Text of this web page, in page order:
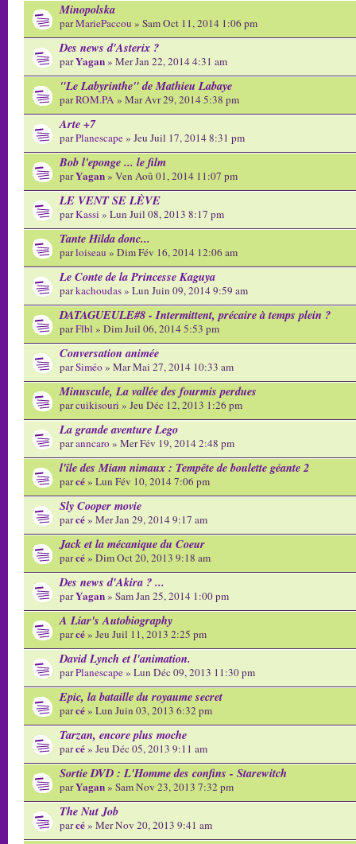
Minopolska
parMariePaccou » Sam Oct 11, 2014 1:06 pm
Des news d'Asterix ?
parYagan» Mer Jan 22, 2014 4:31 am
"Le Labyrinthe" de Mathieu Labaye
parROM.PA » Mar Avr 29, 2014 5:38 pm
Arte +7
parPlanescape» Jeu Juil 17, 2014 8:31 pm
Bob l'eponge ... le film
parYagan» Ven Aoû 01, 2014 11:07 pm
LE VENT SE LÈVE
parKassi » Lun Juil 08, 2013 8:17 pm
Tante Hilda donc...
parloiseau » Dim Fév 16, 2014 12:06 am
Le Conte de la Princesse Kaguya
parkachoudas» Lun Juin 09, 2014 9:59 am
DATAGUEULE#8 - Intermittent, précaire à temps plein ?
parFlbl » Dim Juil 06, 2014 5:53 pm
Conversation animée
parSiméo» Mar Mai 27, 2014 10:33 am
Minuscule, La vallée des fourmis perdues
parcuikisouri » Jeu Déc 12, 2013 1:26 pm
La grande aventure Lego
paranncaro» Mer Fév 19, 2014 2:48 pm
l'île des Miam nimaux : Tempête de boulette géante 2
parcé» Lun Fév 10, 2014 7:06 pm
Sly Cooper movie
parcé» Mer Jan 29, 2014 9:17 am
Jack et la mécanique du Coeur
parcé» Dim Oct 20, 2013 9:18 am
Des news d'Akira ? ...
parYagan» Sam Jan 25, 2014 1:00 pm
A Liar's Autobiography
parcé» Jeu Juil 11, 2013 2:25 pm
David Lynch et l'animation.
parPlanescape» Lun Déc 09, 2013 11:30 pm
Epic, la bataille du royaume secret
parcé» Lun Juin 03, 2013 6:32 pm
Tarzan, encore plus moche
parcé» Jeu Déc 05, 2013 9:11 am
Sortie DVD : L'Homme des confins - Starewitch
parYagan» Sam Nov 23, 2013 7:32 pm
The Nut Job
parcé» Mer Nov 20, 2013 9:41 am